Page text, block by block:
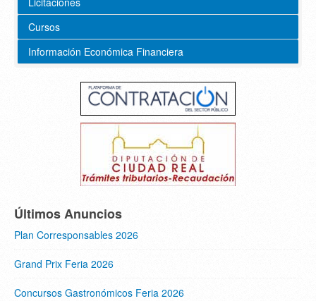
Cursos
Información Económica Financiera
Últimos Anuncios
Plan Corresponsables 2026
Grand Prix Feria 2026
Concursos Gastronómicos Feria 2026